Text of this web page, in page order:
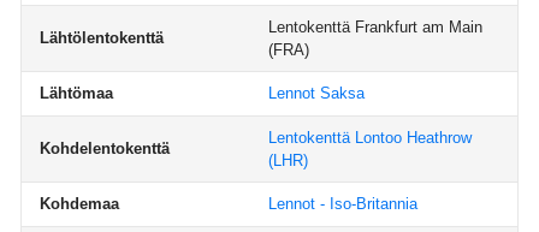
Lähtölentokenttä
Lentokenttä Frankfurt am Main
(FRA)
Lähtömaa Lennot Saksa
Kohdelentokenttä
Lentokenttä Lontoo Heathrow
(LHR)
Kohdemaa Lennot - Iso-Britannia